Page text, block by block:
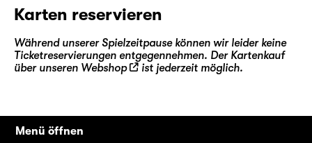
Karten reservieren
Während unserer Spielzeitpause können wir leider keine
Ticketreservierungen entgegennehmen. Der Kartenkauf
über unseren Webshop ist jederzeit möglich.
Menü öffnen